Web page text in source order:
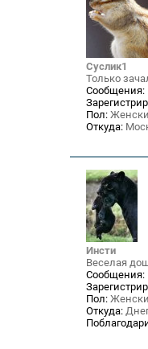
Суслик1
Только
Сообщения:
Пол:
Откуда:
Инсти
Веселая
Сообщения:
Пол:
Откуда: